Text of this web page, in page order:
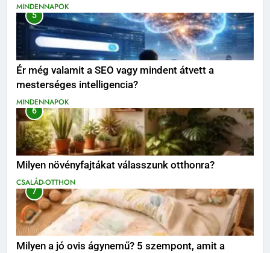
MINDENNAPOK
5
Ér még valamit a SEO vagy mindent átvett a
mesterséges intelligencia?
MINDENNAPOK
6
Milyen növényfajtákat válasszunk otthonra?
CSALÁD-OTTHON
7
Milyen a jó ovis ágynemű? 5 szempont, amit a